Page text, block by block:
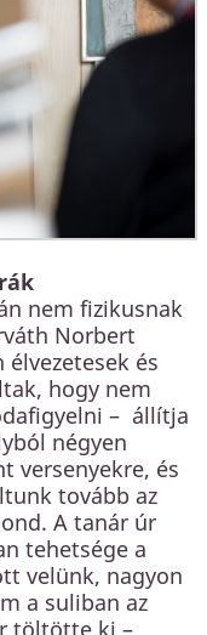
nem fizikusnak
Norbert
és
hogy nem
– állítja
négyen
versenyekre, és
tovább az
A tanár úr
tehetsége a
velünk, nagyon
a suliban az
töltötte ki –